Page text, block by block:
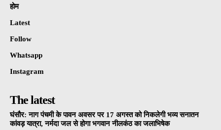
होम
Latest
Follow
Whatsapp
Instagram
The latest
घंसौर: नाग पंचमी के पावन अवसर पर 17 अगस्त को निकलेगी भव्य सनातन
कांवड़ यात्रा, नर्मदा जल से होगा भगवान नीलकंठ का जलाभिषेक